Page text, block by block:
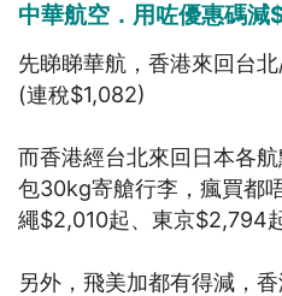
中華航空．用咗優惠碼減
先睇睇華航，香港來回台
(連稅$1,082)
而香港經台北來回日本各
包30kg寄艙行李，瘋買都
繩$2,010起、東京$2,794
另外，飛美加都有得減，